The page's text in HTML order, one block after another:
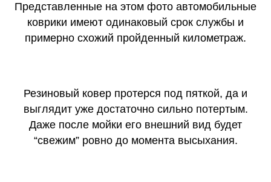
Представленные на этом фото автомобильные
коврики имеют одинаковый срок службы и
примерно схожий пройденный километраж.
Резиновый ковер протерся под пяткой, да и
выглядит уже достаточно сильно потертым.
Даже после мойки его внешний вид будет
“свежим” ровно до момента высыхания.